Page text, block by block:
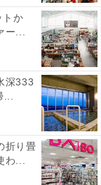
チェンティさんが駆
海外進出の第1店舗目
トか
...
深333
折り畳
...